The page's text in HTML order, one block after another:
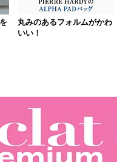
丸みのあるフォルムがかわ
いい！